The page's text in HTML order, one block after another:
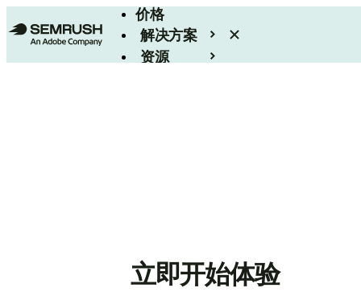
价格
解决方案
资源
立即开始体验